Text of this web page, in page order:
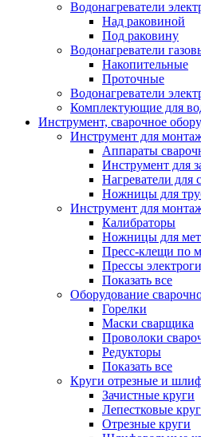
Водонагреватели
Над раковиной
Под раковину
Водонагреватели
Накопительные
Проточные
Водонагреватели
Комплектующие для
Инструмент, сварочное
Инструмент для
Аппараты
Инструмент для
Нагреватели для
Ножницы для
Инструмент для
Калибраторы
Ножницы для
Пресс-клещи по
Прессы
Показать все
Оборудование
Горелки
Маски сварщика
Проволоки
Редукторы
Показать все
Круги отрезные и
Зачистные круги
Лепестковые
Отрезные круги